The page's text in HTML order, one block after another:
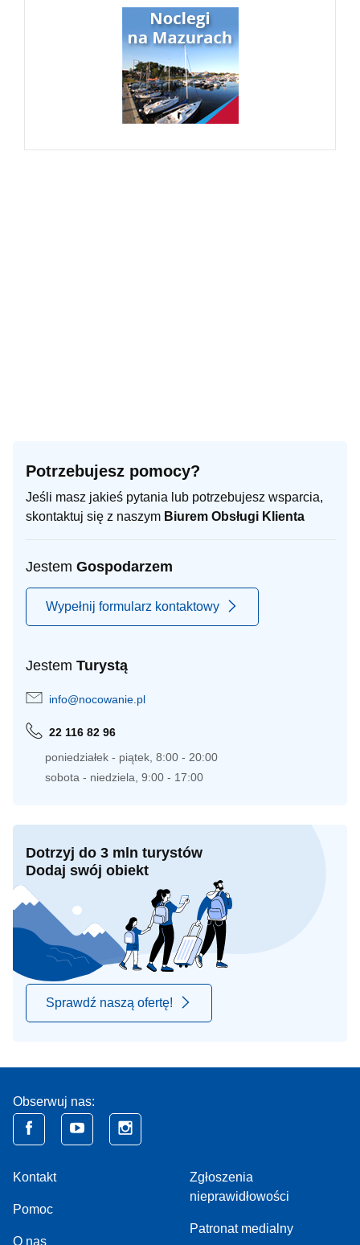
Potrzebujesz pomocy?
Jeśli masz jakieś pytania lub potrzebujesz wsparcia,
skontaktuj się z naszym Biurem Obsługi Klienta
Jestem Gospodarzem
Wypełnij formularz kontaktowy
Jestem Turystą
info@nocowanie.pl
22 116 82 96
poniedziałek - piątek, 8:00 - 20:00
sobota - niedziela, 9:00 - 17:00
Dotrzyj do 3 mln turystów
Dodaj swój obiekt
Sprawdź naszą ofertę!
Obserwuj nas:
Kontakt
Pomoc
O nas
Zgłoszenia
nieprawidłowości
Patronat medialny